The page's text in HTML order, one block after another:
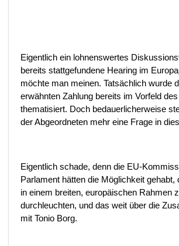
Eigentlich ein lohnenswertes
bereits stattgefundene Hearing im
möchte man meinen. Tatsächlich wurde
erwähnten Zahlung bereits im Vorfeld
thematisiert. Doch bedauerlicherweise
der Abgeordneten mehr eine Frage in
Eigentlich schade, denn die EU-
Parlament hätten die Möglichkeit gehabt,
in einem breiten, europäischen Rahmen
durchleuchten, und das weit über die
mit Tonio Borg.